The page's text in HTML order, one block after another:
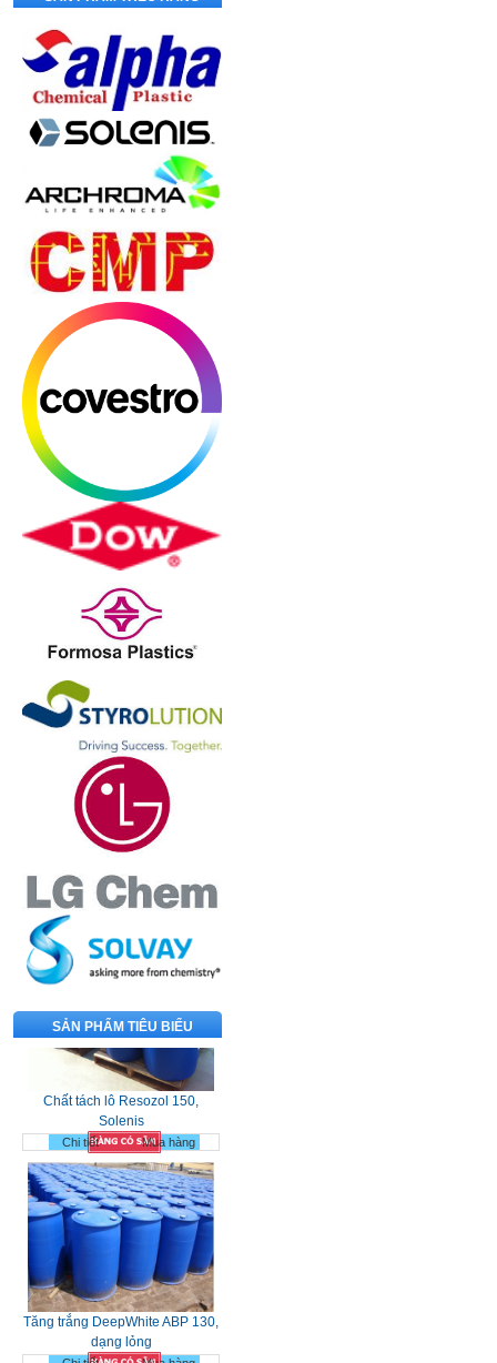
SẢN PHẨM TIÊU BIỂU
Chất tách lô Resozol 150,
Solenis
Tăng trắng DeepWhite ABP 130,
dạng lỏng
Chi tiết